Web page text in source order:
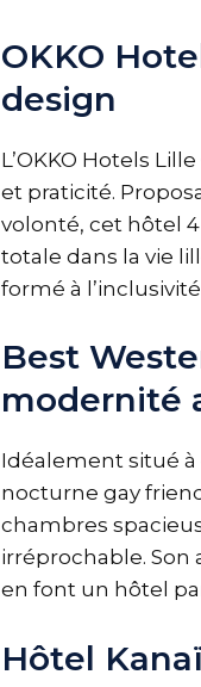
OKKO
design
L’OKKO Hotels
et praticité.
volonté, cet hôtel
totale dans la vie
formé à
Best
modernité
Idéalement situé
nocturne gay
chambres
irréprochable. Son
en font un hôtel
Hôtel